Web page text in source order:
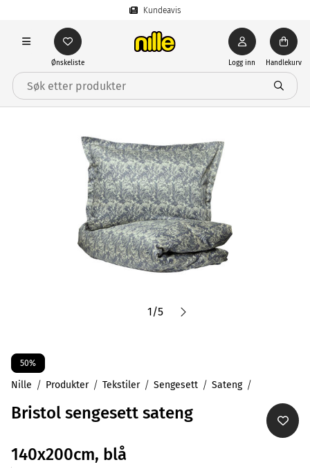
Kundeavis
Ønskeliste Logg inn Handlekurv
1/5
50%
Nille Produkter Tekstiler Sengesett Sateng
Bristol sengesett sateng
140x200cm, blå